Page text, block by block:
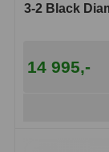
3-2 Black
14 995,-